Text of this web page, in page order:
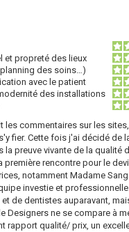
et propreté des lieux
des soins…)
avec le patient
des installations
les commentaires sur les
fier. Cette fois j'ai décidé de
la preuve vivante de la qualité
première rencontre pour le
notamment Madame
investie et
de dentistes auparavant,
Designers ne se compare à
rapport qualité/ prix, un